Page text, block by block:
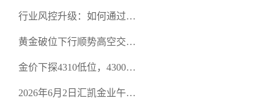
行业风控升级：如何通过正
规黄金开户交易平台？
黄金破位下行顺势高空交易
金价下探4310低位，4300关
2026年6月2日汇凯金业午盘